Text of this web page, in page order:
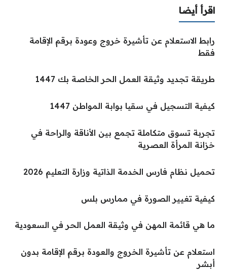
اقرأ أيضا
رابط الاستعلام عن تأشيرة خروج وعودة برقم الإقامة
فقط
طريقة تجديد وثيقة العمل الحر الخاصة بك 1447
كيفية التسجيل في سقيا بوابة المواطن 1447
تجربة تسوق متكاملة تجمع بين الأناقة والراحة في
خزانة المرأة العصرية
تحميل نظام فارس الخدمة الذاتية وزارة التعليم 2026
كيفية تغيير الصورة في ممارس بلس
ما هي قائمة المهن في وثيقة العمل الحر في السعودية
استعلام عن تأشيرة الخروج والعودة برقم الإقامة بدون
أبشر